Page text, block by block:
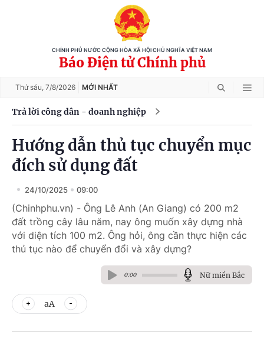
CHÍNH PHỦ NƯỚC CỘNG HÒA XÃ HỘI CHỦ NGHĨA VIỆT NAM
Báo Điện tử Chính phủ
Thứ sáu, 7/8/2026 MỚI NHẤT
Trả lời công dân - doanh nghiệp
Hướng dẫn thủ tục chuyển mục
đích sử dụng đất
24/10/2025 09:00
(Chinhphu.vn) - Ông Lê Anh (An Giang) có 200 m2
đất trồng cây lâu năm, nay ông muốn xây dựng nhà
với diện tích 100 m2. Ông hỏi, ông cần thực hiện các
thủ tục nào để chuyển đổi và xây dựng?
0:00 Nữ miền Bắc
aA